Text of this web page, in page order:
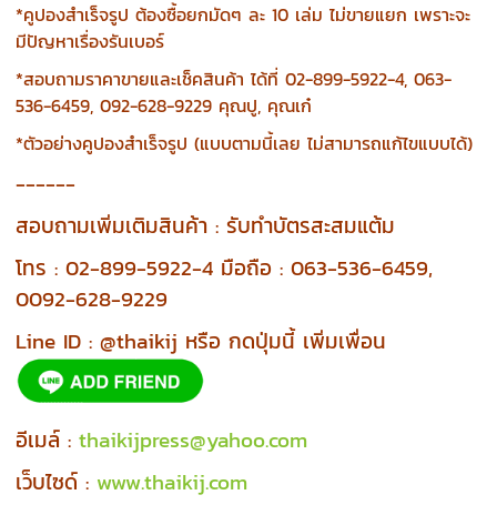
*คูปองสำเร็จรูป ต้องซื้อยกมัดๆ ละ 10 เล่ม ไม่ขายแยก เพราะจะ
มีปัญหาเรื่องรันเบอร์
*สอบถามราคาขายและเช็คสินค้า ได้ที่ 02-899-5922-4, 063-
536-6459, 092-628-9229 คุณปู, คุณเก๋
*ตัวอย่างคูปองสำเร็จรูป (แบบตามนี้เลย ไม่สามารถแก้ไขแบบได้)
------
สอบถามเพิ่มเติมสินค้า : รับทำบัตรสะสมแต้ม
โทร : 02-899-5922-4 มือถือ : 063-536-6459,
0092-628-9229
Line ID : @thaikij หรือ กดปุ่มนี้ เพิ่มเพื่อน
อีเมล์ :thaikijpress@yahoo.com
เว็บไซด์ : www.thaikij.com